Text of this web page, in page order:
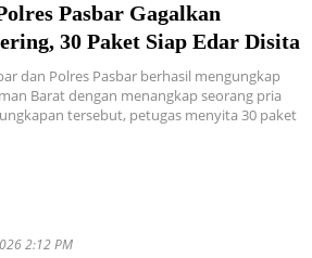
Pasbar Gagalkan
30 Paket Siap Edar Disita
dan Polres Pasbar berhasil mengungkap
Barat dengan menangkap seorang pria
tersebut, petugas menyita 30 paket
2:12 PM